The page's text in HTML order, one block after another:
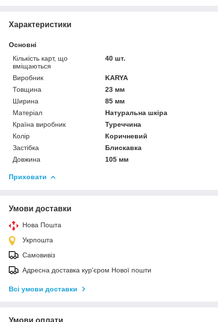
Характеристики
Основні
Кількість карт, що
вміщаються
40 шт.
Виробник
KARYA
Товщина
23 мм
Ширина
85 мм
Матеріал
Натуральна шкіра
Країна виробник
Туреччина
Колір
Коричневий
Застібка
Блискавка
Довжина
105 мм
Приховати
Умови доставки
Нова Пошта
Укрпошта
Самовивіз
Адресна доставка кур'єром Нової пошти
Всі умови доставки
Умови оплати